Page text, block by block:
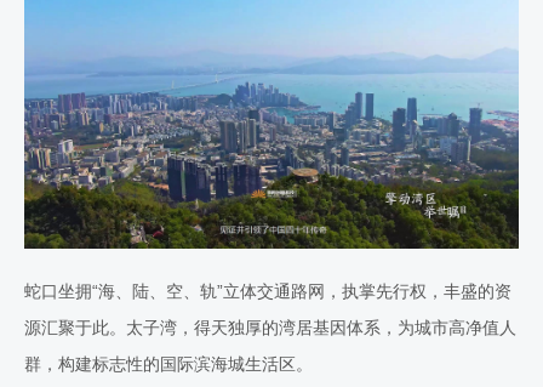
蛇口坐拥“海、陆、空、轨”立体交通路网，执掌先行权，丰盛的资
源汇聚于此。太子湾，得天独厚的湾居基因体系，为城市高净值人
群，构建标志性的国际滨海城生活区。